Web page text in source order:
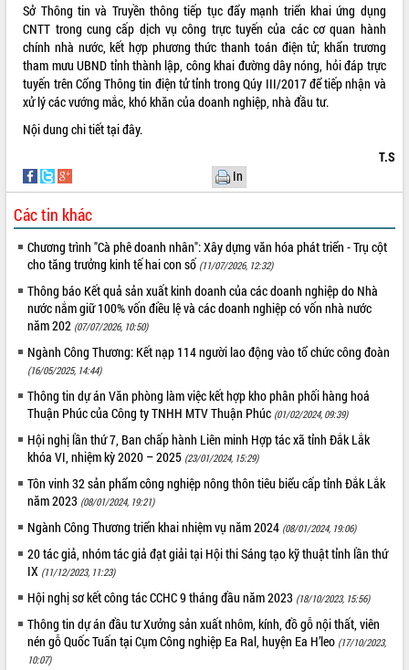
Lễ truy tặng danh hiệu “Bà Mẹ Việt
Nam Anh hùng” và trao Huân chương
Lao động
UBND tỉnh Đắk Lắk triển khai nhiệm
vụ 6 tháng cuối năm 2026
Kỳ họp thứ Hai, Hội đồng nhân dân
tỉnh khóa XI quyết nghị nhiều nội dung
Bí thư Tỉnh ủy Lương Nguyễn Minh
cách mạng
Rà soát, hoàn thiện hệ thống thiết chế
văn hóa, thể thao đáp ứng yêu cầu
phát triển mới
Thường trực HĐND tỉnh Đắk Lắk gặp
mặt Đoàn chuyên gia y tế TP. Hồ Chí
Lễ truy điệu và an táng hài cốt liệt sĩ
tại Nghĩa trang Liệt sĩ xã Sơn Hòa
Bàn giải pháp tháo gỡ khó khăn trong
xuất khẩu sầu riêng và triển khai quy
định EUDR
Thứ trưởng Bộ Nông nghiệp và Môi
trường Nguyễn Hoàng Hiệp khảo sát
vùng trồng và doanh nghiệp đóng gói
Trình diễn nghệ thuật chế biến các
món ăn từ sầu riêng
Đắk Lắk công bố Quy hoạch và xúc
tiến đầu tư tỉnh
Ngành cá ngừ Đắk Lắk chủ động thích
ứng để giữ vững thị trường xuất khẩu
Diễn đàn Kinh tế tư nhân Việt Nam đột
ALBUM ẢNH
LIÊN KẾT WEB
THỐNG KÊ TRUY CẬP
Hôm nay: 27556
Tất cả: 66040296
Sở Thông tin và Truyền thông tiếp tục đẩy mạnh triển khai ứng dụng
CNTT trong cung cấp dịch vụ công trực tuyến của các cơ quan hành
chính nhà nước, kết hợp phương thức thanh toán điện tử; khẩn trương
tham mưu UBND tỉnh thành lập, công khai đường dây nóng, hỏi đáp trực
tuyến trên Cổng Thông tin điện tử tỉnh trong Qúy III/2017 để tiếp nhận và
xử lý các vướng mắc, khó khăn của doanh nghiệp, nhà đầu tư.
Nội dung chi tiếttại đây.
T.S
In
Các tin khác
Chương trình "Cà phê doanh nhân": Xây dựng văn hóa phát triển - Trụ cột
cho tăng trưởng kinh tế hai con số (11/07/2026, 12:32)
Thông báo Kết quả sản xuất kinh doanh của các doanh nghiệp do Nhà
nước nắm giữ 100% vốn điều lệ và các doanh nghiệp có vốn nhà nước
năm 202 (07/07/2026, 10:50)
Ngành Công Thương: Kết nạp 114 người lao động vào tổ chức công đoàn
(16/05/2025, 14:44)
Thông tin dự án Văn phòng làm việc kết hợp kho phân phối hàng hoá
Thuận Phúc của Công ty TNHH MTV Thuận Phúc (01/02/2024, 09:39)
Hội nghị lần thứ 7, Ban chấp hành Liên minh Hợp tác xã tỉnh Đắk Lắk
khóa VI, nhiệm kỳ 2020 – 2025 (23/01/2024, 15:29)
Tôn vinh 32 sản phẩm công nghiệp nông thôn tiêu biểu cấp tỉnh Đắk Lắk
năm 2023 (08/01/2024, 19:21)
Ngành Công Thương triển khai nhiệm vụ năm 2024 (08/01/2024, 19:06)
20 tác giả, nhóm tác giả đạt giải tại Hội thi Sáng tạo kỹ thuật tỉnh lần thứ
IX (11/12/2023, 11:23)
Hội nghị sơ kết công tác CCHC 9 tháng đầu năm 2023 (18/10/2023, 15:56)
Thông tin dự án đầu tư Xưởng sản xuất nhôm, kính, đồ gỗ nội thất, viên
nén gỗ Quốc Tuấn tại Cụm Công nghiệp Ea Ral, huyện Ea H’leo (17/10/2023,
10:07)